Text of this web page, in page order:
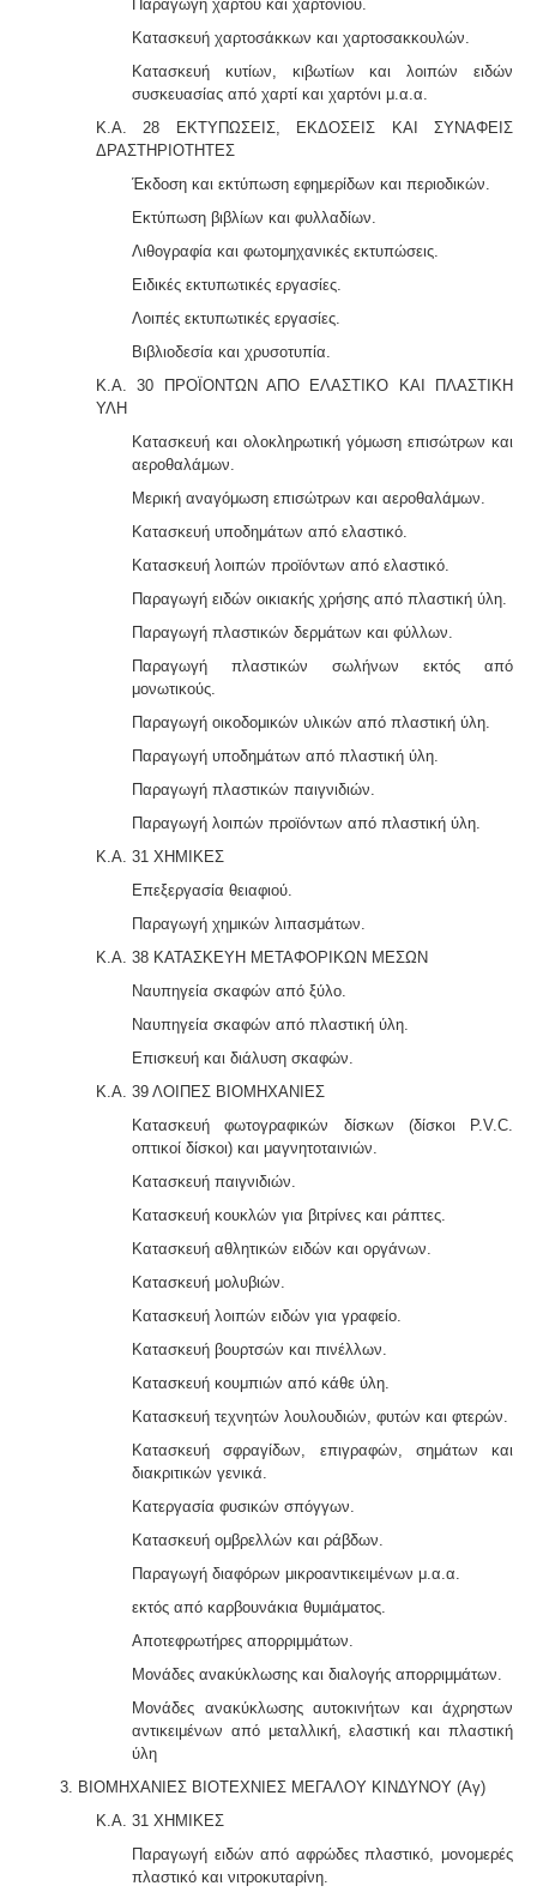
Παραγωγή χάρτου και χαρτονίου.
Κατασκευή χαρτοσάκκων και χαρτοσακκουλών.
Κατασκευή κυτίων, κιβωτίων και λοιπών ειδών
συσκευασίας από χαρτί και χαρτόνι μ.α.α.
Κ.Α. 28 ΕΚΤΥΠΩΣΕΙΣ, ΕΚΔΟΣΕΙΣ ΚΑΙ ΣΥΝΑΦΕΙΣ
ΔΡΑΣΤΗΡΙΟΤΗΤΕΣ
Έκδοση και εκτύπωση εφημερίδων και περιοδικών.
Εκτύπωση βιβλίων και φυλλαδίων.
Λιθογραφία και φωτομηχανικές εκτυπώσεις.
Ειδικές εκτυπωτικές εργασίες.
Λοιπές εκτυπωτικές εργασίες.
Βιβλιοδεσία και χρυσοτυπία.
Κ.Α. 30 ΠΡΟΪΟΝΤΩΝ ΑΠΟ ΕΛΑΣΤΙΚΟ ΚΑΙ ΠΛΑΣΤΙΚΗ
ΥΛΗ
Κατασκευή και ολοκληρωτική γόμωση επισώτρων και
αεροθαλάμων.
Μερική αναγόμωση επισώτρων και αεροθαλάμων.
Κατασκευή υποδημάτων από ελαστικό.
Κατασκευή λοιπών προϊόντων από ελαστικό.
Παραγωγή ειδών οικιακής χρήσης από πλαστική ύλη.
Παραγωγή πλαστικών δερμάτων και φύλλων.
Παραγωγή πλαστικών σωλήνων εκτός από
μονωτικούς.
Παραγωγή οικοδομικών υλικών από πλαστική ύλη.
Παραγωγή υποδημάτων από πλαστική ύλη.
Παραγωγή πλαστικών παιγνιδιών.
Παραγωγή λοιπών προϊόντων από πλαστική ύλη.
Κ.Α. 31 ΧΗΜΙΚΕΣ
Επεξεργασία θειαφιού.
Παραγωγή χημικών λιπασμάτων.
Κ.Α. 38 ΚΑΤΑΣΚΕΥΗ ΜΕΤΑΦΟΡΙΚΩΝ ΜΕΣΩΝ
Ναυπηγεία σκαφών από ξύλο.
Ναυπηγεία σκαφών από πλαστική ύλη.
Επισκευή και διάλυση σκαφών.
Κ.Α. 39 ΛΟΙΠΕΣ ΒΙΟΜΗΧΑΝΙΕΣ
Κατασκευή φωτογραφικών δίσκων (δίσκοι P.V.C.
οπτικοί δίσκοι) και μαγνητοταινιών.
Κατασκευή παιγνιδιών.
Κατασκευή κουκλών για βιτρίνες και ράπτες.
Κατασκευή αθλητικών ειδών και οργάνων.
Κατασκευή μολυβιών.
Κατασκευή λοιπών ειδών για γραφείο.
Κατασκευή βουρτσών και πινέλλων.
Κατασκευή κουμπιών από κάθε ύλη.
Κατασκευή τεχνητών λουλουδιών, φυτών και φτερών.
Κατασκευή σφραγίδων, επιγραφών, σημάτων και
διακριτικών γενικά.
Κατεργασία φυσικών σπόγγων.
Κατασκευή ομβρελλών και ράβδων.
Παραγωγή διαφόρων μικροαντικειμένων μ.α.α.
εκτός από καρβουνάκια θυμιάματος.
Αποτεφρωτήρες απορριμμάτων.
Μονάδες ανακύκλωσης και διαλογής απορριμμάτων.
Μονάδες ανακύκλωσης αυτοκινήτων και άχρηστων
αντικειμένων από μεταλλική, ελαστική και πλαστική
ύλη
3. ΒΙΟΜΗΧΑΝΙΕΣ ΒΙΟΤΕΧΝΙΕΣ ΜΕΓΑΛΟΥ ΚΙΝΔΥΝΟΥ (Αγ)
Κ.Α. 31 ΧΗΜΙΚΕΣ
Παραγωγή ειδών από αφρώδες πλαστικό, μονομερές
πλαστικό και νιτροκυταρίνη.